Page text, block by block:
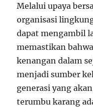
Melalui upaya
organisasi
dapat mengambil
memastikan
kenangan dalam
menjadi sumber
generasi yang
terumbu karang